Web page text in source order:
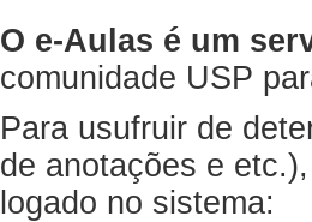
O e-Aulas é um
comunidade USP
Para usufruir de
de anotações e
logado no sistema: